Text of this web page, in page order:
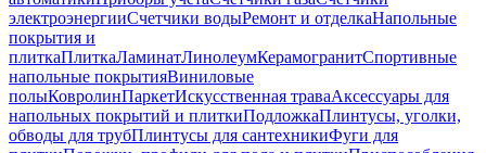
электроэнергииСчетчики водыРемонт и отделкаНапольные
покрытия и
плиткаПлиткаЛаминатЛинолеумКерамогранитСпортивные
напольные покрытияВиниловые
полыКовролинПаркетИскусственная траваАксессуары для
напольных покрытий и плиткиПодложкаПлинтусы, уголки,
обводы для трубПлинтусы для сантехникиФуги для